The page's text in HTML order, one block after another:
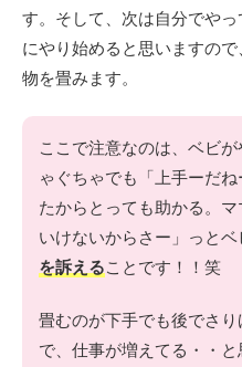
す。そして、次は自分でや
にやり始めると思いますの
物を畳みます。
ここで注意なのは、ベビ
ゃぐちゃでも「上手ーだ
たからとっても助かる。
いけないからさー」っとベ
を訴えることです！！笑
畳むのが下手でも後でさ
で、仕事が増えてる・・と